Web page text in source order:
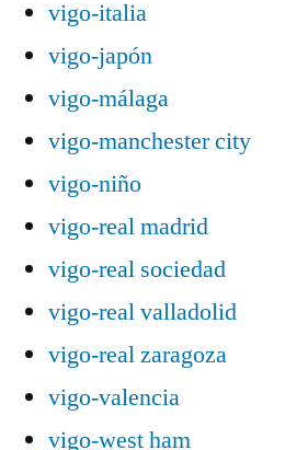
vigo-italia
vigo-japón
vigo-málaga
vigo-manchester city
vigo-niño
vigo-real madrid
vigo-real sociedad
vigo-real valladolid
vigo-real zaragoza
vigo-valencia
vigo-west ham